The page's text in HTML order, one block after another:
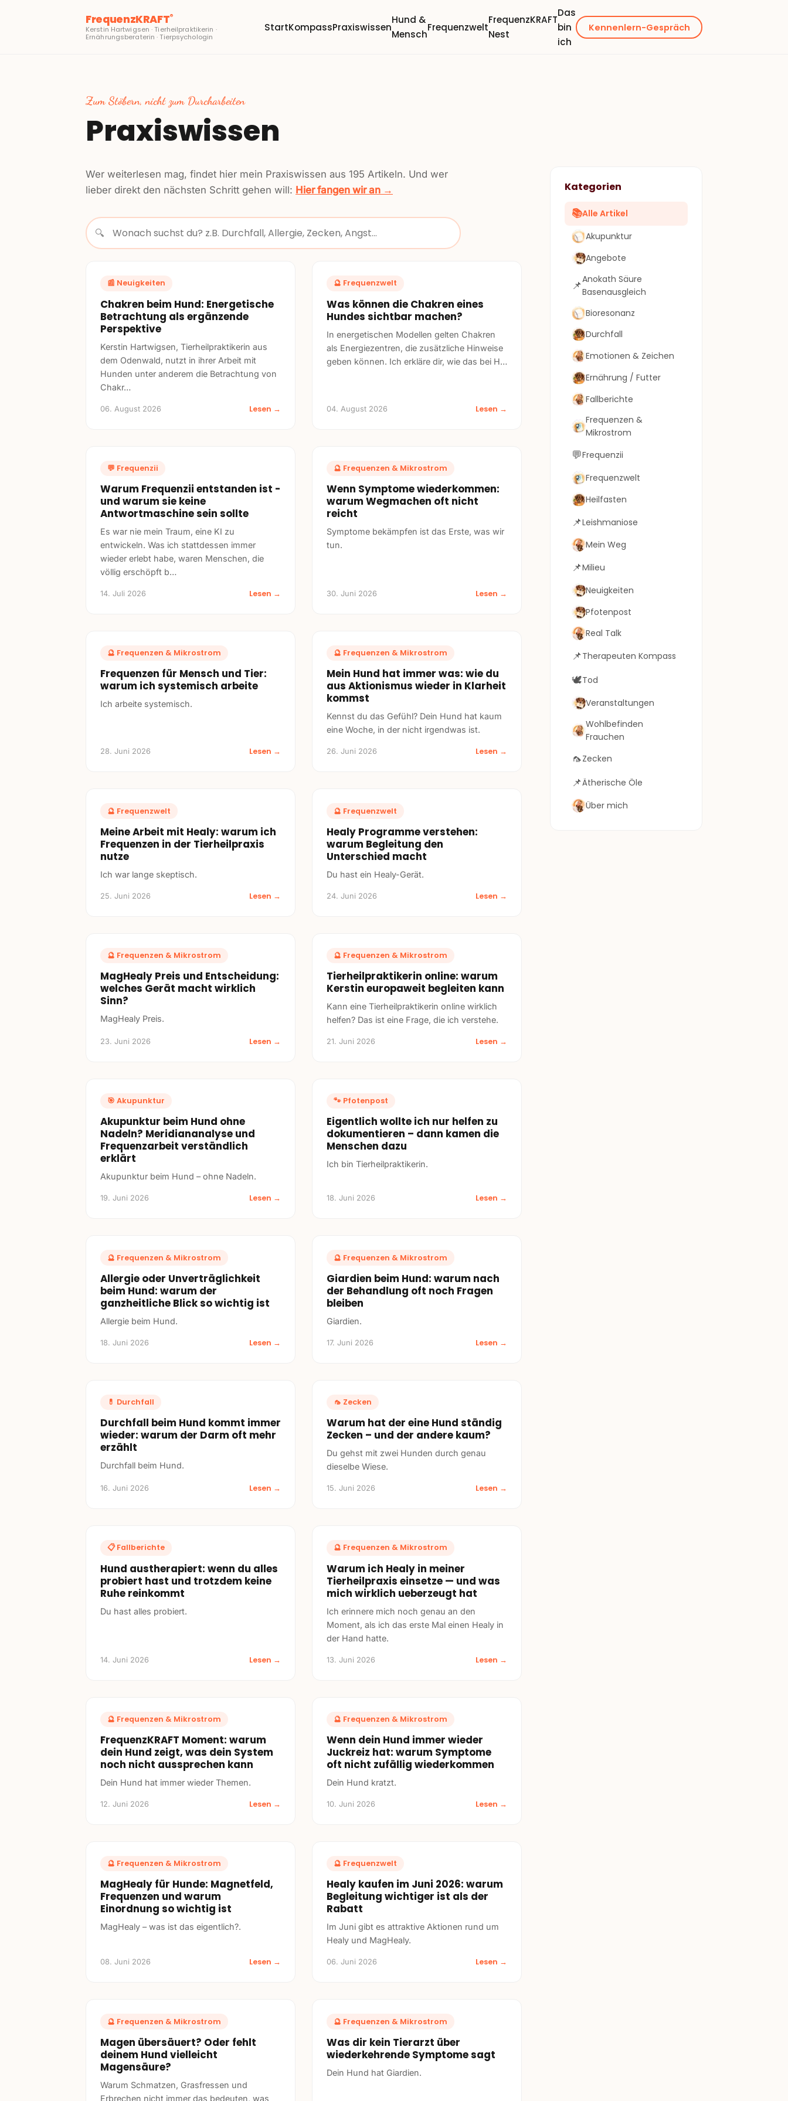
FrequenzKRAFT®
Kerstin Hartwigsen · Tierheilpraktikerin ·
Ernährungsberaterin · Tierpsychologin
StartKompassPraxiswissen
Hund &
Mensch
Frequenzwelt
FrequenzKRAFT
Nest
Das
bin
ich
Kennenlern-Gespräch
Zum Stöbern, nicht zum Durcharbeiten
Praxiswissen
Wer weiterlesen mag, findet hier mein Praxiswissen aus 195 Artikeln. Und wer
lieber direkt den nächsten Schritt gehen will: Hier fangen wir an →
🔍
📰 Neuigkeiten
Chakren beim Hund: Energetische
Betrachtung als ergänzende
Perspektive
Kerstin Hartwigsen, Tierheilpraktikerin aus
dem Odenwald, nutzt in ihrer Arbeit mit
Hunden unter anderem die Betrachtung von
Chakr…
06. August 2026 Lesen →
🔮 Frequenzwelt
Was können die Chakren eines
Hundes sichtbar machen?
In energetischen Modellen gelten Chakren
als Energiezentren, die zusätzliche Hinweise
geben können. Ich erkläre dir, wie das bei H…
04. August 2026 Lesen →
💬 Frequenzii
Warum Frequenzii entstanden ist -
und warum sie keine
Antwortmaschine sein sollte
Es war nie mein Traum, eine KI zu
entwickeln. Was ich stattdessen immer
wieder erlebt habe, waren Menschen, die
völlig erschöpft b…
14. Juli 2026 Lesen →
🔮 Frequenzen & Mikrostrom
Wenn Symptome wiederkommen:
warum Wegmachen oft nicht
reicht
Symptome bekämpfen ist das Erste, was wir
tun.
30. Juni 2026 Lesen →
🔮 Frequenzen & Mikrostrom
Frequenzen für Mensch und Tier:
warum ich systemisch arbeite
Ich arbeite systemisch.
28. Juni 2026 Lesen →
🔮 Frequenzen & Mikrostrom
Mein Hund hat immer was: wie du
aus Aktionismus wieder in Klarheit
kommst
Kennst du das Gefühl? Dein Hund hat kaum
eine Woche, in der nicht irgendwas ist.
26. Juni 2026 Lesen →
🔮 Frequenzwelt
Meine Arbeit mit Healy: warum ich
Frequenzen in der Tierheilpraxis
nutze
Ich war lange skeptisch.
25. Juni 2026 Lesen →
🔮 Frequenzwelt
Healy Programme verstehen:
warum Begleitung den
Unterschied macht
Du hast ein Healy-Gerät.
24. Juni 2026 Lesen →
🔮 Frequenzen & Mikrostrom
MagHealy Preis und Entscheidung:
welches Gerät macht wirklich
Sinn?
MagHealy Preis.
23. Juni 2026 Lesen →
🔮 Frequenzen & Mikrostrom
Tierheilpraktikerin online: warum
Kerstin europaweit begleiten kann
Kann eine Tierheilpraktikerin online wirklich
helfen? Das ist eine Frage, die ich verstehe.
21. Juni 2026 Lesen →
🎯 Akupunktur
Akupunktur beim Hund ohne
Nadeln? Meridiananalyse und
Frequenzarbeit verständlich
erklärt
Akupunktur beim Hund – ohne Nadeln.
19. Juni 2026 Lesen →
🐾 Pfotenpost
Eigentlich wollte ich nur helfen zu
dokumentieren – dann kamen die
Menschen dazu
Ich bin Tierheilpraktikerin.
18. Juni 2026 Lesen →
🔮 Frequenzen & Mikrostrom
Allergie oder Unverträglichkeit
beim Hund: warum der
ganzheitliche Blick so wichtig ist
Allergie beim Hund.
18. Juni 2026 Lesen →
🔮 Frequenzen & Mikrostrom
Giardien beim Hund: warum nach
der Behandlung oft noch Fragen
bleiben
Giardien.
17. Juni 2026 Lesen →
💊 Durchfall
Durchfall beim Hund kommt immer
wieder: warum der Darm oft mehr
erzählt
Durchfall beim Hund.
16. Juni 2026 Lesen →
🦟 Zecken
Warum hat der eine Hund ständig
Zecken – und der andere kaum?
Du gehst mit zwei Hunden durch genau
dieselbe Wiese.
15. Juni 2026 Lesen →
📋 Fallberichte
Hund austherapiert: wenn du alles
probiert hast und trotzdem keine
Ruhe reinkommt
Du hast alles probiert.
14. Juni 2026 Lesen →
🔮 Frequenzen & Mikrostrom
Warum ich Healy in meiner
Tierheilpraxis einsetze — und was
mich wirklich ueberzeugt hat
Ich erinnere mich noch genau an den
Moment, als ich das erste Mal einen Healy in
der Hand hatte.
13. Juni 2026 Lesen →
🔮 Frequenzen & Mikrostrom
FrequenzKRAFT Moment: warum
dein Hund zeigt, was dein System
noch nicht aussprechen kann
Dein Hund hat immer wieder Themen.
12. Juni 2026 Lesen →
🔮 Frequenzen & Mikrostrom
Wenn dein Hund immer wieder
Juckreiz hat: warum Symptome
oft nicht zufällig wiederkommen
Dein Hund kratzt.
10. Juni 2026 Lesen →
🔮 Frequenzen & Mikrostrom
MagHealy für Hunde: Magnetfeld,
Frequenzen und warum
Einordnung so wichtig ist
MagHealy – was ist das eigentlich?.
08. Juni 2026 Lesen →
🔮 Frequenzwelt
Healy kaufen im Juni 2026: warum
Begleitung wichtiger ist als der
Rabatt
Im Juni gibt es attraktive Aktionen rund um
Healy und MagHealy.
06. Juni 2026 Lesen →
🔮 Frequenzen & Mikrostrom
Magen übersäuert? Oder fehlt
deinem Hund vielleicht
Magensäure?
Warum Schmatzen, Grasfressen und
Erbrechen nicht immer das bedeuten, was
🔮 Frequenzen & Mikrostrom
Was dir kein Tierarzt über
wiederkehrende Symptome sagt
Dein Hund hat Giardien.
Kategorien
📚Alle Artikel
Akupunktur
Angebote
📌Anokath Säure
Basenausgleich
Bioresonanz
Durchfall
Emotionen & Zeichen
Ernährung / Futter
Fallberichte
Frequenzen &
Mikrostrom
💬Frequenzii
Frequenzwelt
Heilfasten
📌Leishmaniose
Mein Weg
📌Milieu
Neuigkeiten
Pfotenpost
Real Talk
📌Therapeuten Kompass
🕊️Tod
Veranstaltungen
Wohlbefinden
Frauchen
🦟Zecken
📌Ätherische Öle
Über mich